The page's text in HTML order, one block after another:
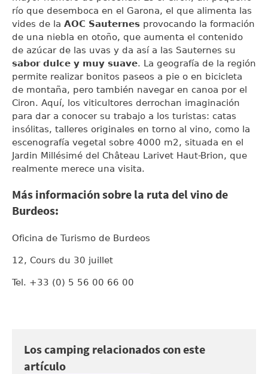
río que desemboca en el Garona, el que alimenta las
vides de la AOC Sauternes provocando la formación
de una niebla en otoño, que aumenta el contenido
de azúcar de las uvas y da así a las Sauternes su
sabor dulce y muy suave. La geografía de la región
permite realizar bonitos paseos a pie o en bicicleta
de montaña, pero también navegar en canoa por el
Ciron. Aquí, los viticultores derrochan imaginación
para dar a conocer su trabajo a los turistas: catas
insólitas, talleres originales en torno al vino, como la
escenografía vegetal sobre 4000 m2, situada en el
Jardin Millésimé del Château Larivet Haut-Brion, que
realmente merece una visita.
Más información sobre la ruta del vino de
Burdeos:
Oficina de Turismo de Burdeos
12, Cours du 30 juillet
Tel. +33 (0) 5 56 00 66 00
Los camping relacionados con este
artículo